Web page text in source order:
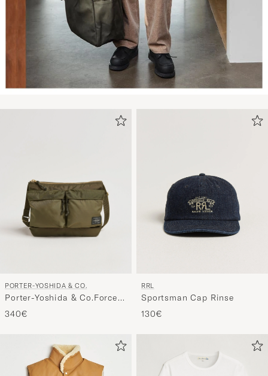
PORTER-YOSHIDA & CO.
Porter-Yoshida & Co.Force
Small Shoulder BagOlive
340€
Sportsman Cap Rinse
130€